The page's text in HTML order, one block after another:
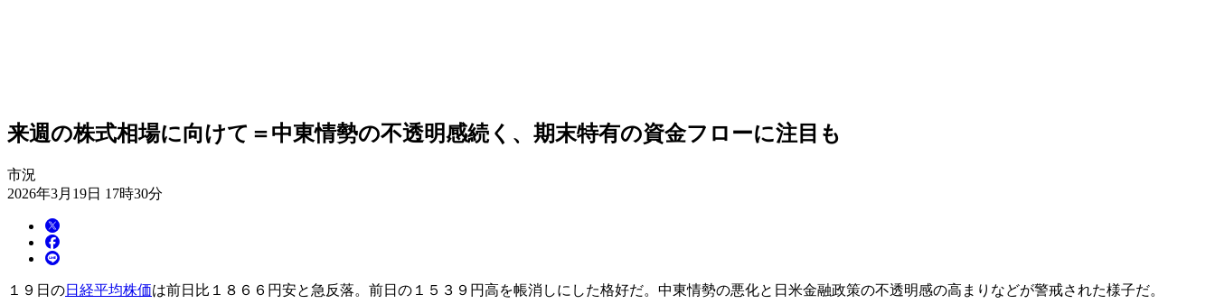
来週の株式相場に向けて＝中東情勢の不透明感続く、期末特有の資金フローに注目も
市況
2026年3月19日 17時30分
１９日の日経平均株価は前日比１８６６円安と急反落。前日の１５３９円高を帳消しにした格好だ。中東情勢の悪化と日米金融政策の不透明感の高まりなどが警戒された様子だ。